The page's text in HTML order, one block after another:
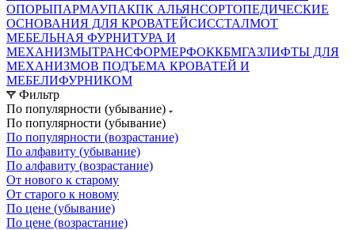
ОПОРЫПАРМАУПАКПК АЛЬЯНСОРТОПЕДИЧЕСКИЕ
ОСНОВАНИЯ ДЛЯ КРОВАТЕЙСИССТАЛМОТ
МЕБЕЛЬНАЯ ФУРНИТУРА И
МЕХАНИЗМЫТРАНСФОРМЕРФОККБМГАЗЛИФТЫ ДЛЯ
МЕХАНИЗМОВ ПОДЪЕМА КРОВАТЕЙ И
МЕБЕЛИФУРНИКОМ
Фильтр
По популярности (убывание)
По популярности (убывание)
По популярности (возрастание)
По алфавиту (убывание)
По алфавиту (возрастание)
От нового к старому
От старого к новому
По цене (убывание)
По цене (возрастание)